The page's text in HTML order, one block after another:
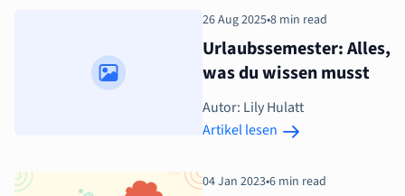
26 Aug 2025•8 min read
Urlaubssemester: Alles,
was du wissen musst
Autor: Lily Hulatt
Artikel lesen
04 Jan 2023•6 min read